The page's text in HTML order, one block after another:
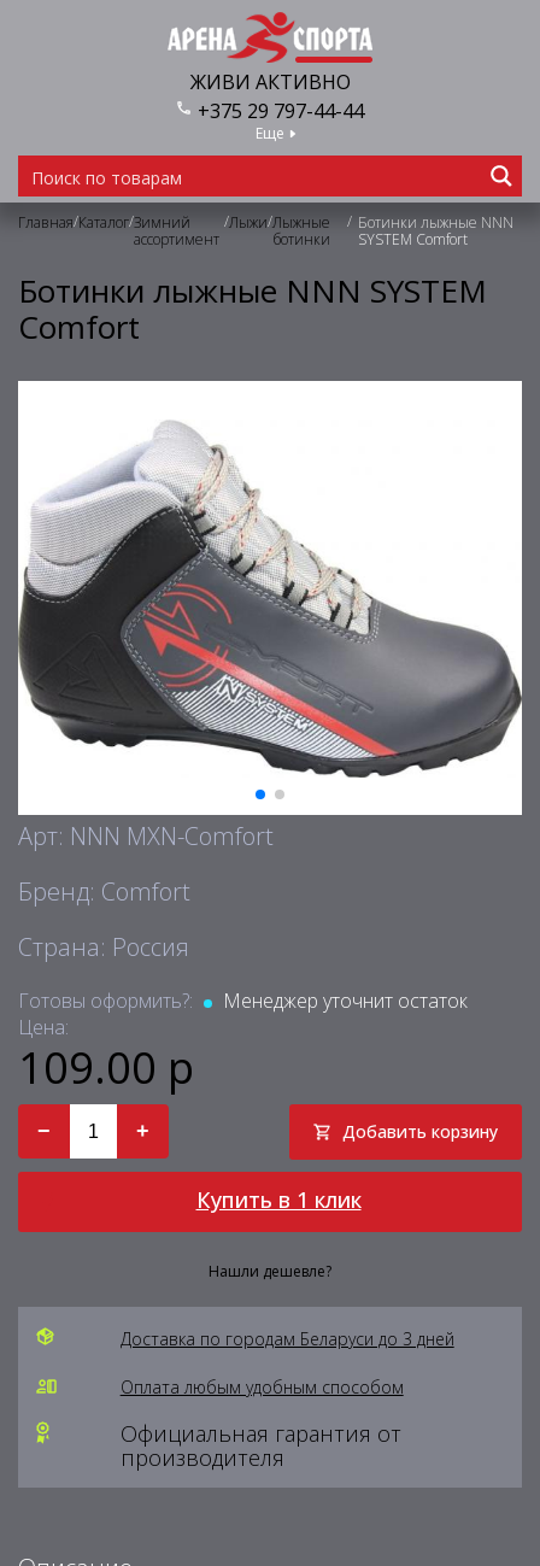
ЖИВИ АКТИВНО
+375 29 797-44-44
Еще
Главная/Каталог/Зимний
ассортимент
/Лыжи/Лыжные
ботинки
/ Ботинки лыжные NNN
SYSTEM Comfort
Ботинки лыжные NNN SYSTEM
Comfort
Арт: NNN MXN-Comfort
Бренд: Comfort
Страна: Россия
Готовы оформить?:
Менеджер уточнит остаток
Цена:
109.00 р
− + Добавить корзину
Купить в 1 клик
Нашли дешевле?
Доставка по городам Беларуси до 3 дней
Оплата любым удобным способом
Официальная гарантия от
производителя